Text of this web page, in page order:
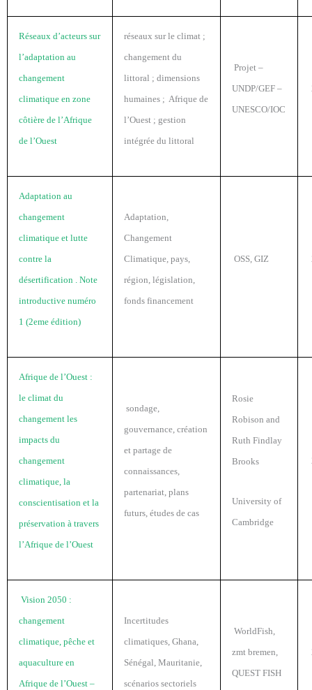
Réseaux d’acteurs sur
l’adaptation au
changement
climatique en zone
côtière de l’Afrique
de l’Ouest
réseaux sur le climat ;
changement du
littoral ; dimensions
humaines ; Afrique de
l’Ouest ; gestion
intégrée du littoral
Projet –
UNDP/GEF –
UNESCO/IOC
Adaptation au
changement
climatique et lutte
contre la
désertification . Note
introductive numéro
1 (2eme édition)
Adaptation,
Changement
Climatique, pays,
région, législation,
fonds financement
OSS, GIZ
Afrique de l’Ouest :
le climat du
changement les
impacts du
changement
climatique, la
conscientisation et la
préservation à travers
l’Afrique de l’Ouest
sondage,
gouvernance, création
et partage de
connaissances,
partenariat, plans
futurs, études de cas
Rosie
Robison and
Ruth Findlay
Brooks
University of
Cambridge
Vision 2050 :
changement
climatique, pêche et
aquaculture en
Afrique de l’Ouest –
Incertitudes
climatiques, Ghana,
Sénégal, Mauritanie,
scénarios sectoriels
WorldFish,
zmt bremen,
QUEST FISH